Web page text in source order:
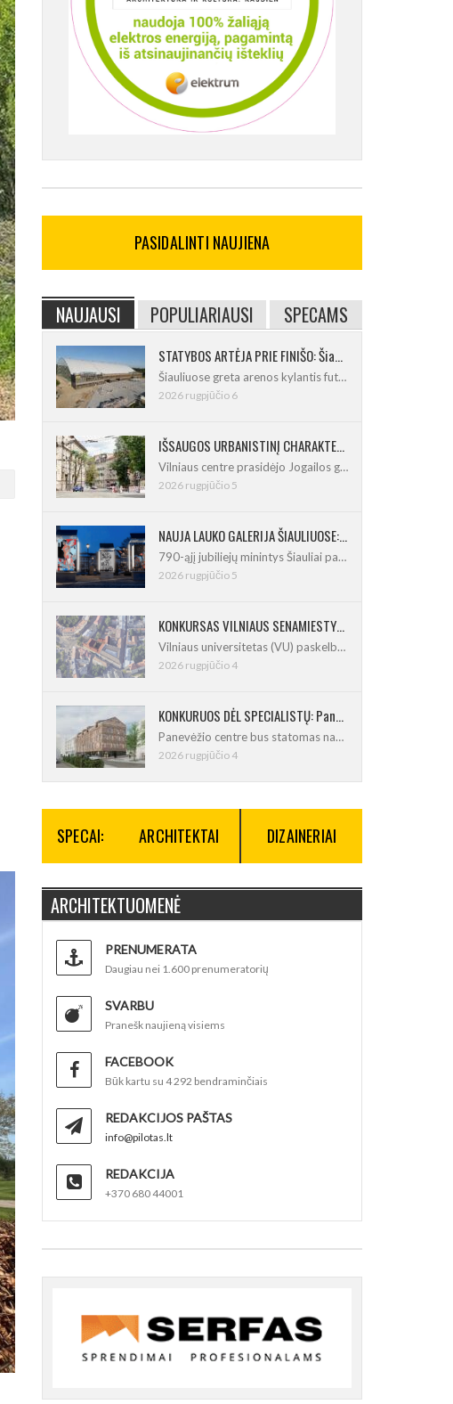
PASIDALINTI NAUJIENA
NAUJAUSI POPULIARIAUSI SPECAMS
STATYBOS ARTĖJA PRIE FINIŠO: Šiaulių futbolo ir regbio maniežas įgavo kontūrus
Šiauliuose greta arenos kylantis futbolo
2026 rugpjūčio 6
IŠSAUGOS URBANISTINĮ CHARAKTERĮ: Vilniuje pradėtas Jogailos gatvės remontas
Vilniaus centre prasidėjo Jogailos gatvės
2026 rugpjūčio 5
NAUJA LAUKO GALERIJA ŠIAULIUOSE: Pirmoje ekspozicijoje – Eduardo Juchnevičiaus kūryba
790-ąjį jubiliejų minintys Šiauliai pasipildo
2026 rugpjūčio 5
KONKURSAS VILNIAUS SENAMIESTYJE: Vilniaus universitetui reikia pedagogų rengimo centro
Vilniaus universitetas (VU) paskelbė pastatų
2026 rugpjūčio 4
KONKURUOS DĖL SPECIALISTŲ: Panevėžio centre iškils naujas 21 būsto namas
Panevėžio centre bus statomas naujas
2026 rugpjūčio 4
SPECAI: ARCHITEKTAI DIZAINERIAI
ARCHITEKTUOMENĖ
PRENUMERATA
Daugiau nei 1.600 prenumeratorių
SVARBU
Pranešk naujieną visiems
FACEBOOK
Būk kartu su 4 292 bendraminčiais
REDAKCIJOS PAŠTAS
info@pilotas.lt
REDAKCIJA
+370 680 44001